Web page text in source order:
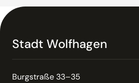
Stadt Wolfhagen
Burgstraße 33–35